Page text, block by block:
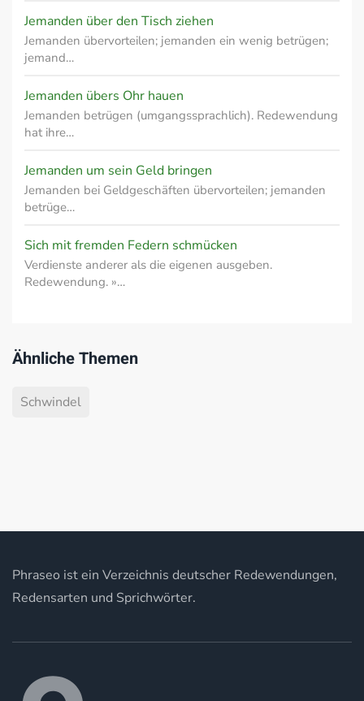
Jemanden über den Tisch ziehen
Jemanden übervorteilen; jemanden ein wenig betrügen;
jemand…
Jemanden übers Ohr hauen
Jemanden betrügen (umgangssprachlich). Redewendung
hat ihre…
Jemanden um sein Geld bringen
Jemanden bei Geldgeschäften übervorteilen; jemanden
betrüge…
Sich mit fremden Federn schmücken
Verdienste anderer als die eigenen ausgeben.
Redewendung. »…
Ähnliche Themen
Schwindel
Phraseo ist ein Verzeichnis deutscher Redewendungen,
Redensarten und Sprichwörter.